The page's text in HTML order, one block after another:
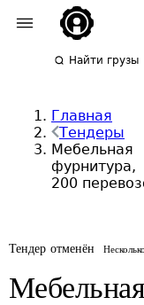
Найти грузы
Главная
Тендеры
Мебельная
фурнитура,
200
Тендер отменён